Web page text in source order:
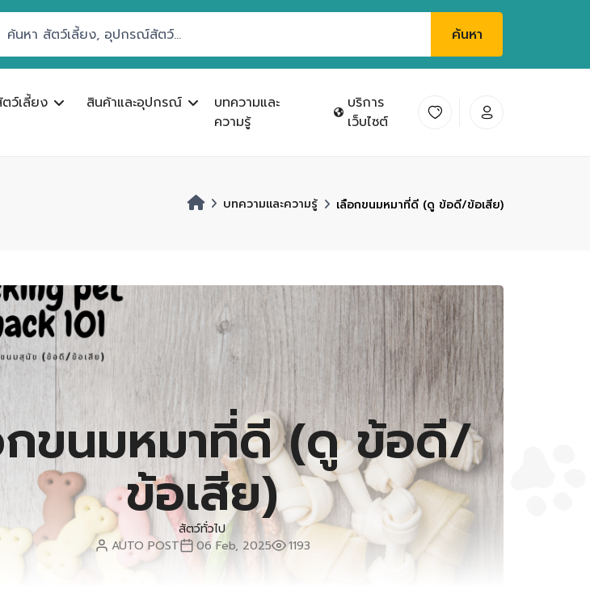
ค้นหา
ว์เลี้ยง สินค้าและอุปกรณ์
บทความและ
ความรู้
บริการ
เว็บไซต์
บทความและความรู้ เลือกขนมหมาที่ดี (ดู ข้อดี/ข้อเสีย)
กขนมหมาที่ดี (ดู ข้อดี/
ข้อเสีย)
สัตว์ทั่วไป
AUTO POST
06 Feb, 2025 1193